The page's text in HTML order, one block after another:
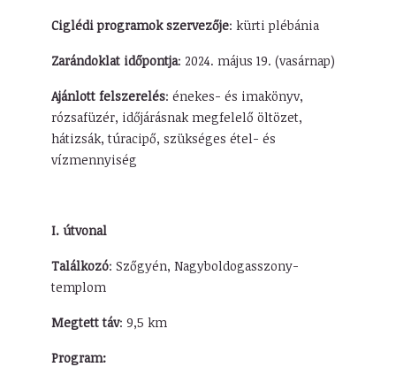
Ciglédi programok szervezője: kürti plébánia
Zarándoklat időpontja: 2024. május 19. (vasárnap)
Ajánlott felszerelés: énekes- és imakönyv,
rózsafüzér, időjárásnak megfelelő öltözet,
hátizsák, túracipő, szükséges étel- és
vízmennyiség
I. útvonal
Találkozó: Szőgyén, Nagyboldogasszony-
templom
Megtett táv: 9,5 km
Program: